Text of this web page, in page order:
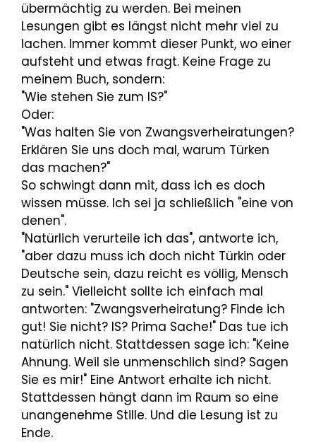
übermächtig zu werden. Bei meinen
Lesungen gibt es längst nicht mehr viel zu
lachen. Immer kommt dieser Punkt, wo einer
aufsteht und etwas fragt. Keine Frage zu
meinem Buch, sondern:
"Wie stehen Sie zum IS?"
Oder:
"Was halten Sie von Zwangsverheiratungen?
Erklären Sie uns doch mal, warum Türken
das machen?"
So schwingt dann mit, dass ich es doch
wissen müsse. Ich sei ja schließlich "eine von
denen".
"Natürlich verurteile ich das", antworte ich,
"aber dazu muss ich doch nicht Türkin oder
Deutsche sein, dazu reicht es völlig, Mensch
zu sein." Vielleicht sollte ich einfach mal
antworten: "Zwangsverheiratung? Finde ich
gut! Sie nicht? IS? Prima Sache!" Das tue ich
natürlich nicht. Stattdessen sage ich: "Keine
Ahnung. Weil sie unmenschlich sind? Sagen
Sie es mir!" Eine Antwort erhalte ich nicht.
Stattdessen hängt dann im Raum so eine
unangenehme Stille. Und die Lesung ist zu
Ende.